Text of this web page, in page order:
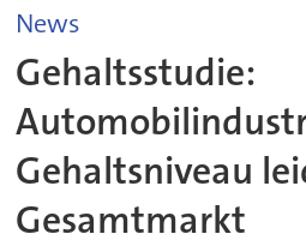
News
Gehaltsstudie:
Gehaltsniveau
Gesamtmarkt